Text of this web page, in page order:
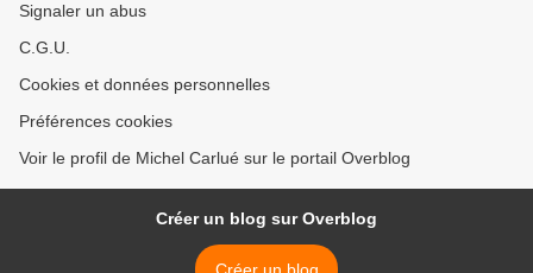
Signaler un abus
C.G.U.
Cookies et données personnelles
Préférences cookies
Voir le profil de Michel Carlué sur le portail Overblog
Créer un blog sur Overblog